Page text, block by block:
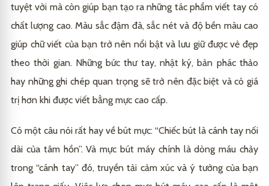
tuyệt vời mà còn giúp bạn tạo ra những tác phẩm viết tay có
chất lượng cao. Màu sắc đậm đà, sắc nét và độ bền màu cao
giúp chữ viết của bạn trở nên nổi bật và lưu giữ được vẻ đẹp
theo thời gian. Những bức thư tay, nhật ký, bản phác thảo
hay những ghi chép quan trọng sẽ trở nên đặc biệt và có giá
trị hơn khi được viết bằng mực cao cấp.
Có một câu nói rất hay về bút mực: “Chiếc bút là cánh tay nối
dài của tâm hồn”. Và mực bút máy chính là dòng máu chảy
trong “cánh tay” đó, truyền tải cảm xúc và ý tưởng của bạn